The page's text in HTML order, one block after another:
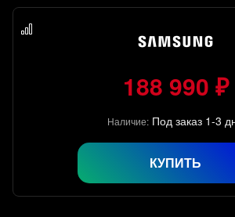
188 990 ₽
Наличие: Под заказ 1-3
КУПИТЬ